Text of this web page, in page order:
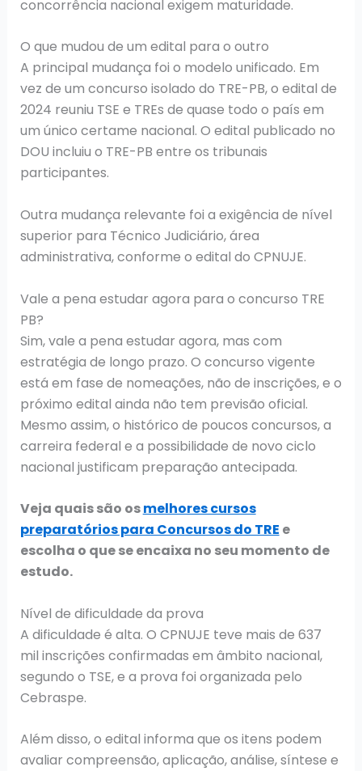
concorrência nacional exigem maturidade.
O que mudou de um edital para o outro
A principal mudança foi o modelo unificado. Em
vez de um concurso isolado do TRE-PB, o edital de
2024 reuniu TSE e TREs de quase todo o país em
um único certame nacional. O edital publicado no
DOU incluiu o TRE-PB entre os tribunais
participantes.
Outra mudança relevante foi a exigência de nível
superior para Técnico Judiciário, área
administrativa, conforme o edital do CPNUJE.
Vale a pena estudar agora para o concurso TRE
PB?
Sim, vale a pena estudar agora, mas com
estratégia de longo prazo. O concurso vigente
está em fase de nomeações, não de inscrições, e o
próximo edital ainda não tem previsão oficial.
Mesmo assim, o histórico de poucos concursos, a
carreira federal e a possibilidade de novo ciclo
nacional justificam preparação antecipada.
Veja quais são osmelhores cursos
preparatórios para Concursos do TRE e
escolha o que se encaixa no seu momento de
estudo.
Nível de dificuldade da prova
A dificuldade é alta. O CPNUJE teve mais de 637
mil inscrições confirmadas em âmbito nacional,
segundo o TSE, e a prova foi organizada pelo
Cebraspe.
Além disso, o edital informa que os itens podem
avaliar compreensão, aplicação, análise, síntese e